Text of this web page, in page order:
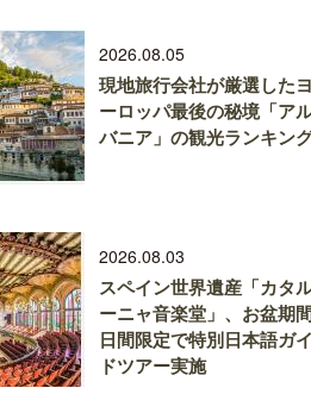
2026.08.05
現地旅行会社が厳選したヨ
ーロッパ最後の秘境「ア
バニア」の観光ランキン
2026.08.03
スペイン世界遺産「カタ
ーニャ音楽堂」、お盆期
日間限定で特別日本語ガイ
ドツアー実施